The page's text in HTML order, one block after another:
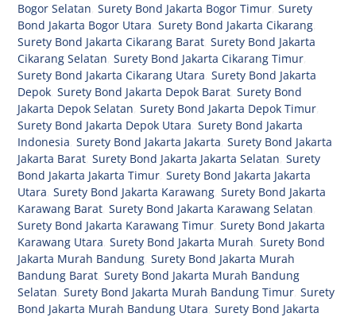
Bogor Selatan ,Surety Bond Jakarta Bogor Timur ,Surety
Bond Jakarta Bogor Utara ,Surety Bond Jakarta Cikarang
Surety Bond Jakarta Cikarang Barat ,Surety Bond Jakarta
Cikarang Selatan ,Surety Bond Jakarta Cikarang Timur
Surety Bond Jakarta Cikarang Utara ,Surety Bond Jakarta
Depok ,Surety Bond Jakarta Depok Barat ,Surety Bond
Jakarta Depok Selatan ,Surety Bond Jakarta Depok Timur
Surety Bond Jakarta Depok Utara ,Surety Bond Jakarta
Indonesia ,Surety Bond Jakarta Jakarta ,Surety Bond Jakarta
Jakarta Barat ,Surety Bond Jakarta Jakarta Selatan ,Surety
Bond Jakarta Jakarta Timur ,Surety Bond Jakarta Jakarta
Utara ,Surety Bond Jakarta Karawang ,Surety Bond Jakarta
Karawang Barat ,Surety Bond Jakarta Karawang Selatan
Surety Bond Jakarta Karawang Timur ,Surety Bond Jakarta
Karawang Utara ,Surety Bond Jakarta Murah ,Surety Bond
Jakarta Murah Bandung ,Surety Bond Jakarta Murah
Bandung Barat ,Surety Bond Jakarta Murah Bandung
Selatan ,Surety Bond Jakarta Murah Bandung Timur ,Surety
Bond Jakarta Murah Bandung Utara ,Surety Bond Jakarta